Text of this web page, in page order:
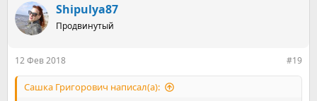
к
ц
и
Shipulya87
Продвинутый
12 Фев 2018 #19
Сашка Григорович написал(а):